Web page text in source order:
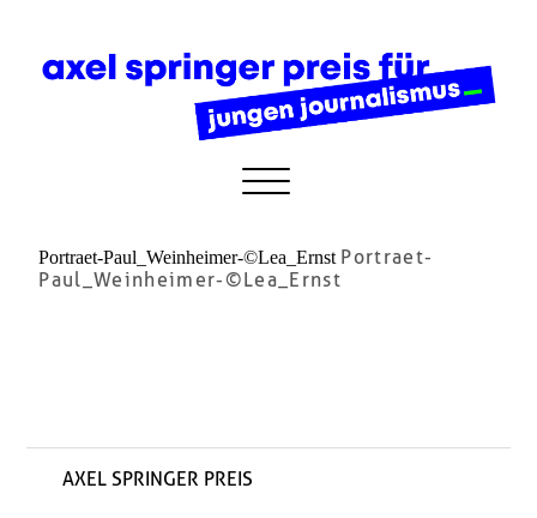
Portraet-Paul_Weinheimer-©Lea_Ernst Portraet-
Paul_Weinheimer-©Lea_Ernst
AXEL SPRINGER PREIS